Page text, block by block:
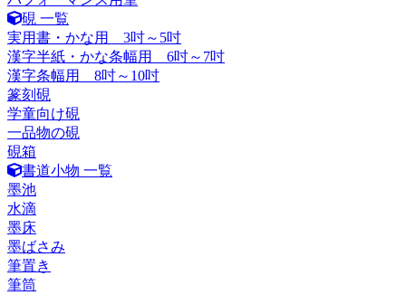
硯 一覧
実用書・かな用 3吋～5吋
漢字半紙・かな条幅用 6吋～7吋
漢字条幅用 8吋～10吋
篆刻硯
学童向け硯
一品物の硯
硯箱
書道小物 一覧
墨池
水滴
墨床
墨ばさみ
筆置き
筆筒